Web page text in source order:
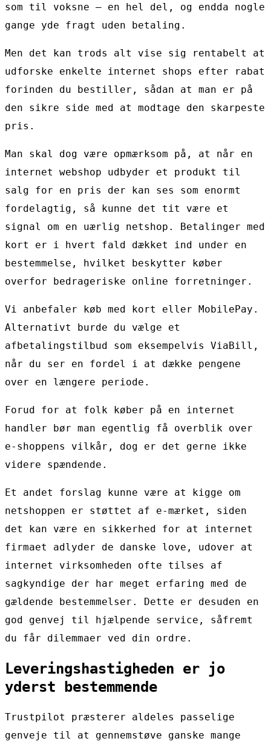
som til voksne – en hel del, og endda nogle
gange yde fragt uden betaling.
Men det kan trods alt vise sig rentabelt at
udforske enkelte internet shops efter rabat
forinden du bestiller, sådan at man er på
den sikre side med at modtage den skarpeste
pris.
Man skal dog være opmærksom på, at når en
internet webshop udbyder et produkt til
salg for en pris der kan ses som enormt
fordelagtig, så kunne det tit være et
signal om en uærlig netshop. Betalinger med
kort er i hvert fald dækket ind under en
bestemmelse, hvilket beskytter køber
overfor bedrageriske online forretninger.
Vi anbefaler køb med kort eller MobilePay.
Alternativt burde du vælge et
afbetalingstilbud som eksempelvis ViaBill,
når du ser en fordel i at dække pengene
over en længere periode.
Forud for at folk køber på en internet
handler bør man egentlig få overblik over
e-shoppens vilkår, dog er det gerne ikke
videre spændende.
Et andet forslag kunne være at kigge om
netshoppen er støttet af e-mærket, siden
det kan være en sikkerhed for at internet
firmaet adlyder de danske love, udover at
internet virksomheden ofte tilses af
sagkyndige der har meget erfaring med de
gældende bestemmelser. Dette er desuden en
god genvej til hjælpende service, såfremt
du får dilemmaer ved din ordre.
Leveringshastigheden er jo
yderst bestemmende
Trustpilot præsterer aldeles passelige
genveje til at gennemstøve ganske mange